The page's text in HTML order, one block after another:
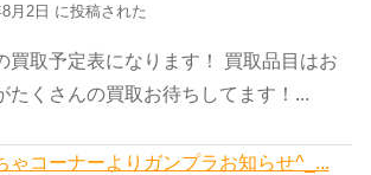
8月2日 に投稿された
買取予定表になります！ 買取品目はお
たくさんの買取お待ちしてます！...
ゃコーナーよりガンプラお知らせ^_...